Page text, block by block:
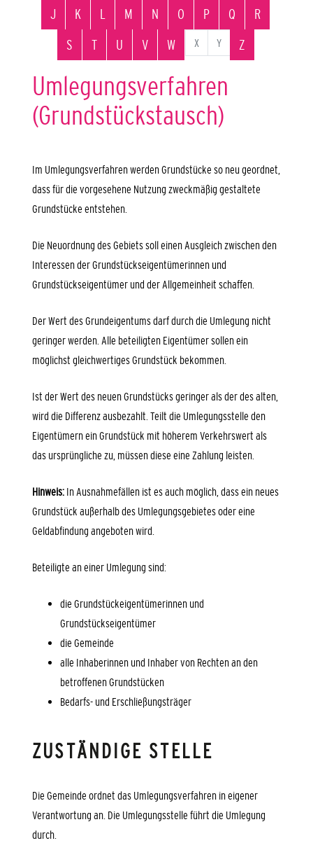
J
K L M N O P Q
R
S
T U V W X Y Z
Umlegungsverfahren
(Grundstückstausch)
Im Umlegungsverfahren werden Grundstücke so neu geordnet,
dass für die vorgesehene Nutzung zweckmäßig gestaltete
Grundstücke entstehen.
Die Neuordnung des Gebiets soll einen Ausgleich zwischen den
Interessen der Grundstückseigentümerinnen und
Grundstückseigentümer und der Allgemeinheit schaffen.
Der Wert des Grundeigentums darf durch die Umlegung nicht
geringer werden. Alle beteiligten Eigentümer sollen ein
möglichst gleichwertiges Grundstück bekommen.
Ist der Wert des neuen Grundstücks geringer als der des alten,
wird die Differenz ausbezahlt. Teilt die Umlegungsstelle den
Eigentümern ein Grundstück mit höherem Verkehrswert als
das ursprüngliche zu, müssen diese eine Zahlung leisten.
Hinweis: In Ausnahmefällen ist es auch möglich, dass ein neues
Grundstück außerhalb des Umlegungsgebietes oder eine
Geldabfindung angeboten wird.
Beteiligte an einer Umlegung sind:
die Grundstückeigentümerinnen und
Grundstückseigentümer
die Gemeinde
alle Inhaberinnen und Inhaber von Rechten an den
betroffenen Grundstücken
Bedarfs- und Erschließungsträger
ZUSTÄNDIGE STELLE
Die Gemeinde ordnet das Umlegungsverfahren in eigener
Verantwortung an. Die Umlegungsstelle führt die Umlegung
durch.